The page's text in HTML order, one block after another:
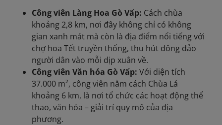
Công viên Làng Hoa Gò Vấp: Cách chùa
khoảng 2,8 km, nơi đây không chỉ có không
gian xanh mát mà còn là địa điểm nổi tiếng với
chợ hoa Tết truyền thống, thu hút đông đảo
người dân vào mỗi dịp xuân về.
Công viên Văn hóa Gò Vấp: Với diện tích
37.000 m², công viên nằm cách Chùa Lá
khoảng 6 km, là nơi tổ chức các hoạt động thể
thao, văn hóa – giải trí quy mô của địa
phương.